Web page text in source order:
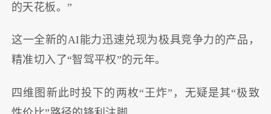
的天花板。”
这一全新的AI能力迅速兑现为极具竞争力的产品，
精准切入了“智驾平权”的元年。
四维图新此时投下的两枚“王炸”，无疑是其“极致